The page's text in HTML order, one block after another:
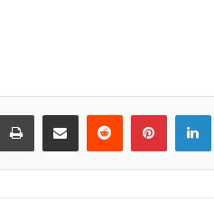
لينكدإنبينتيريست
‏Reddit مشاركة عبر البريد